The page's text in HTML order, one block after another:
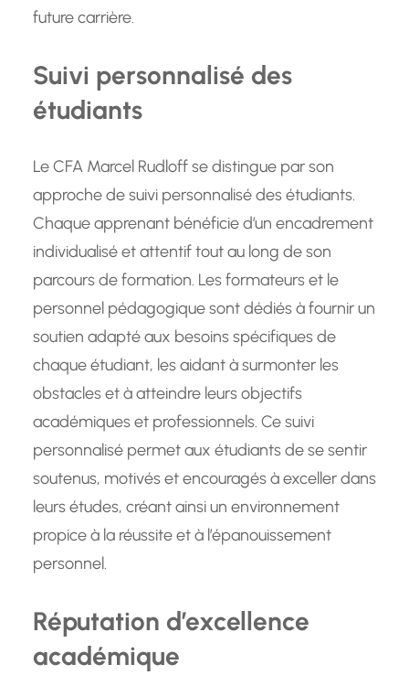
future carrière.
Suivi personnalisé des
étudiants
Le CFA Marcel Rudloff se distingue par son
approche de suivi personnalisé des étudiants.
Chaque apprenant bénéficie d’un encadrement
individualisé et attentif tout au long de son
parcours de formation. Les formateurs et le
personnel pédagogique sont dédiés à fournir un
soutien adapté aux besoins spécifiques de
chaque étudiant, les aidant à surmonter les
obstacles et à atteindre leurs objectifs
académiques et professionnels. Ce suivi
personnalisé permet aux étudiants de se sentir
soutenus, motivés et encouragés à exceller dans
leurs études, créant ainsi un environnement
propice à la réussite et à l’épanouissement
personnel.
Réputation d’excellence
académique